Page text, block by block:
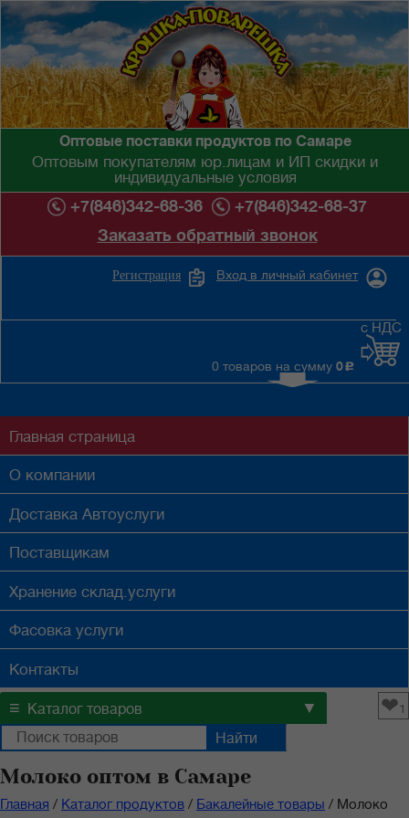
Оптовые поставки продуктов по Самаре
Оптовым покупателям юр.лицам и ИП скидки и
индивидуальные условия
+7(846)342-68-36
+7(846)342-68-37
Заказать обратный звонок
Вход в личный кабинет
Регистрация
0 товаров на сумму 0 c
с НДС
Главная страница
О компании
Доставка Автоуслуги
Поставщикам
Хранение склад.услуги
Фасовка услуги
Контакты
≡ Каталог товаров ▼ ❤1
Молоко оптом в Самаре
Главная / Каталог продуктов / Бакалейные товары / Молоко